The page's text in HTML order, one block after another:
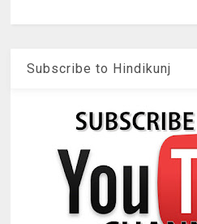
Subscribe to Hindikunj